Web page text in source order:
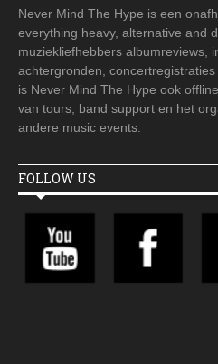
Never Mind The Hype is een
everything heavy, alternative and
muziekliefhebbers albumreviews,
achtergronden,
is Never Mind The Hype ook
van tours, band support en het
andere music events.
FOLLOW US